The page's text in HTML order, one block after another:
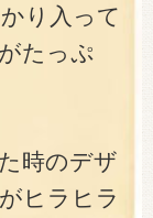
り入って
たっぷ
時のデザ
ヒラヒラ